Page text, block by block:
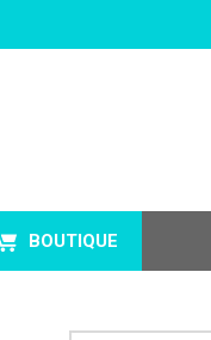
BOUTIQUE